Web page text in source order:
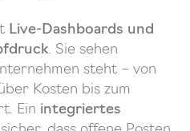
Live-Dashboards und
. Sie sehen
steht – von
Kosten bis zum
Ein integriertes